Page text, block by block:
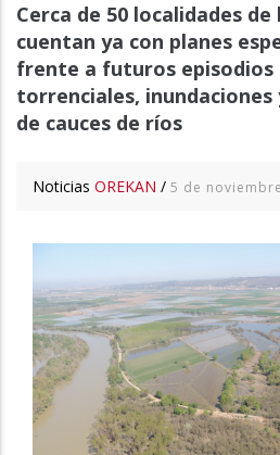
Cerca de 50 localidades
cuentan ya con planes
frente a futuros episodios
torrenciales,
de cauces de ríos
Noticias OREKAN / 5 de